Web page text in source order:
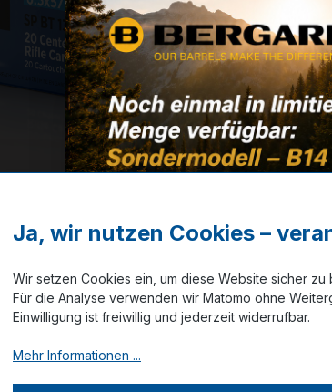
Bewertungen
Ja, wir nutzen Cookies –
Wir setzen Cookies ein, um diese Website sicher
Für die Analyse verwenden wir Matomo ohne
Einwilligung ist freiwillig und jederzeit widerrufbar.
Mehr Informationen ...